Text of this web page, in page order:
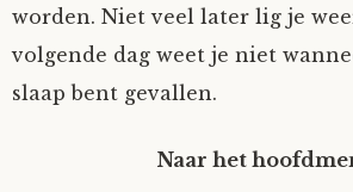
worden. Niet veel later lig je
volgende dag weet je niet
slaap bent gevallen.
Naar het